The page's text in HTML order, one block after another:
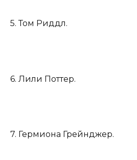
5. Том Риддл.
6. Лили Поттер.
7. Гермиона Грейнджер.